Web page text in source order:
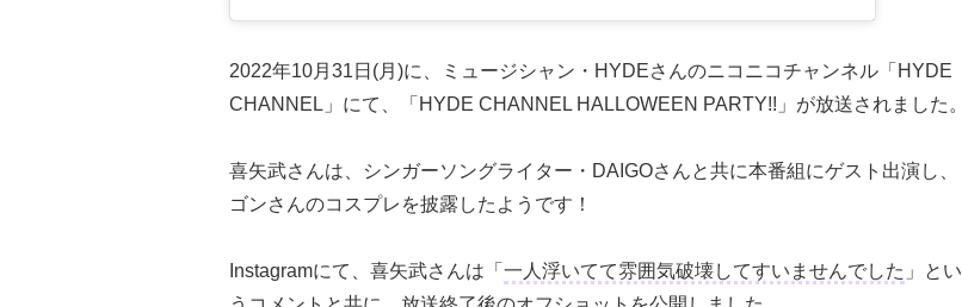
2022年10月31日(月)に、ミュージシャン・HYDEさんのニコニコチャンネル「HYDE
CHANNEL」にて、「HYDE CHANNEL HALLOWEEN PARTY!!」が放送されました。
喜矢武さんは、シンガーソングライター・DAIGOさんと共に本番組にゲスト出演し、
ゴンさんのコスプレを披露したようです！
Instagramにて、喜矢武さんは「 一人浮いてて雰囲気破壊してすいませんでした 」とい